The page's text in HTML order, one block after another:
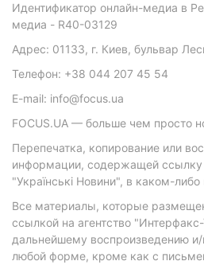
Идентификатор онлайн-медиа в
медиа - R40-03129
Адрес: 01133, г. Киев, бульвар
Телефон: +38 044 207 45 54
E-mail: info@focus.ua
FOCUS.UA — больше чем просто
Перепечатка, копирование или
информации, содержащей ссылку
"Українські Новини", в каком-
Все материалы, которые
ссылкой на агентство
дальнейшему воспроизведению
любой форме, кроме как с